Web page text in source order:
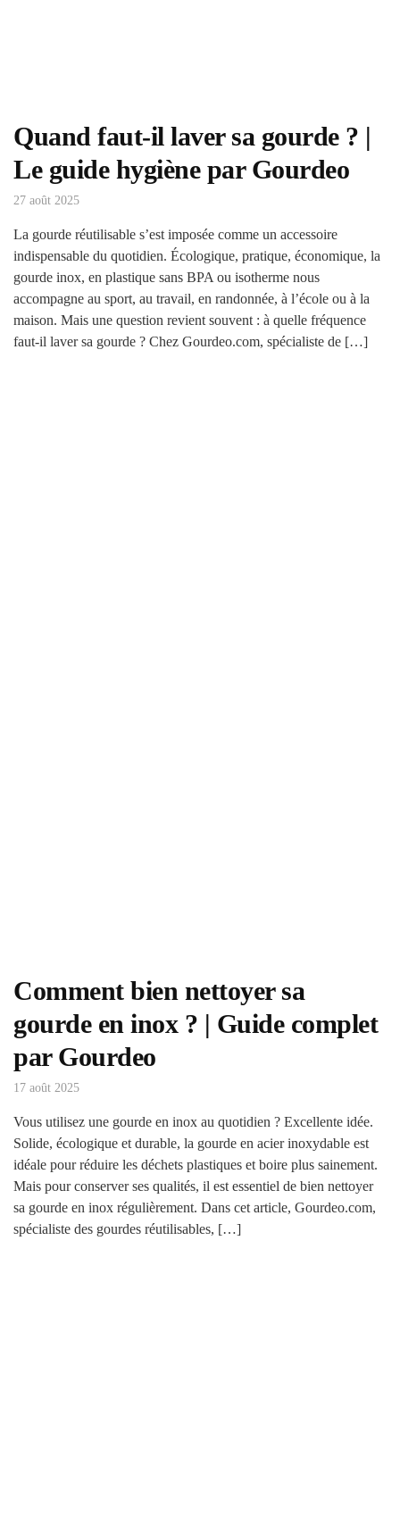
Quand faut-il laver sa gourde ? |
Le guide hygiène par Gourdeo
27 août 2025
La gourde réutilisable s’est imposée comme un accessoire
indispensable du quotidien. Écologique, pratique, économique, la
gourde inox, en plastique sans BPA ou isotherme nous
accompagne au sport, au travail, en randonnée, à l’école ou à la
maison. Mais une question revient souvent : à quelle fréquence
faut-il laver sa gourde ? Chez Gourdeo.com, spécialiste de […]
Comment bien nettoyer sa
gourde en inox ? | Guide complet
par Gourdeo
17 août 2025
Vous utilisez une gourde en inox au quotidien ? Excellente idée.
Solide, écologique et durable, la gourde en acier inoxydable est
idéale pour réduire les déchets plastiques et boire plus sainement.
Mais pour conserver ses qualités, il est essentiel de bien nettoyer
sa gourde en inox régulièrement. Dans cet article, Gourdeo.com,
spécialiste des gourdes réutilisables, […]